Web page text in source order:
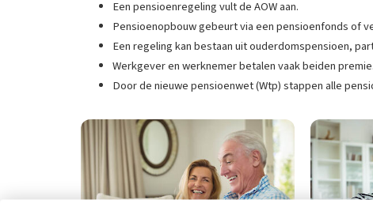
Een pensioenregeling vult de AOW aan.
Pensioenopbouw gebeurt via een pensioenfonds of
Een regeling kan bestaan uit ouderdomspensioen,
Werkgever en werknemer betalen vaak beiden premie.
Door de nieuwe pensioenwet (Wtp) stappen alle